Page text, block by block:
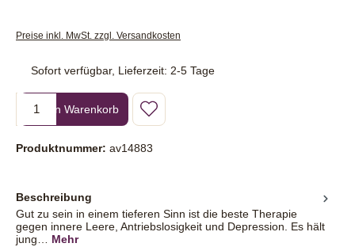
Preise inkl. MwSt. zzgl. Versandkosten
Sofort verfügbar, Lieferzeit: 2-5 Tage
Produkt Anzahl: Gib den gewünschten Wert ein oder benutze die
In den Warenkorb
Produktnummer: av14883
Beschreibung
Gut zu sein in einem tieferen Sinn ist die beste Therapie
gegen innere Leere, Antriebslosigkeit und Depression. Es hält
jung… Mehr